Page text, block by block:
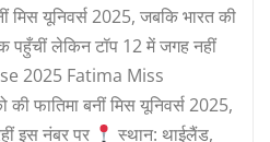
मिस यूनिवर्स 2025, जबकि भारत की
पहुँचीं लेकिन टॉप 12 में जगह नहीं
2025 Fatima Miss
फातिमा बनीं मिस यूनिवर्स 2025,
इस नंबर पर
स्थान: थाईलैंड,